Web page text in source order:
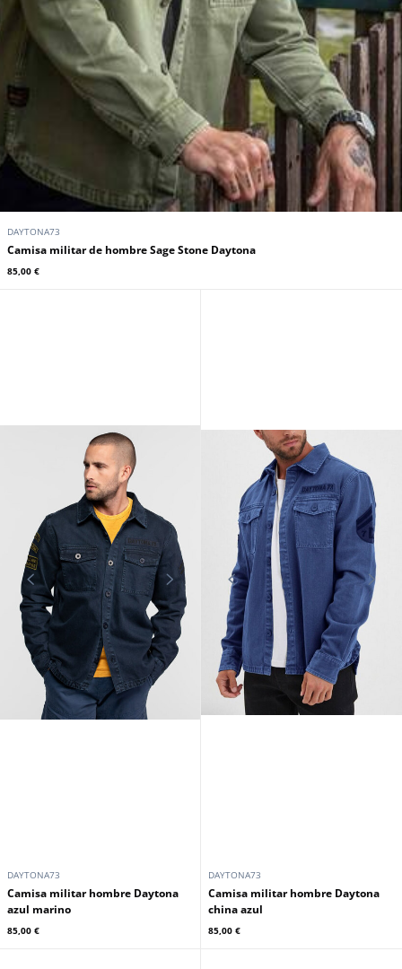
DAYTONA73
Camisa militar de hombre Sage Stone Daytona
85,00 €
DAYTONA73
Camisa militar hombre Daytona
azul marino
85,00 €
DAYTONA73
Camisa militar hombre Daytona
china azul
85,00 €